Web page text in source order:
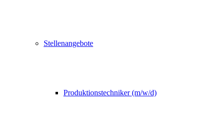
Stellenangebote
Produktionstechniker (m/w/d)